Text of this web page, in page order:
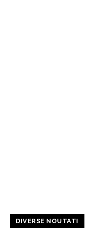
DIVERSE NOUTATI